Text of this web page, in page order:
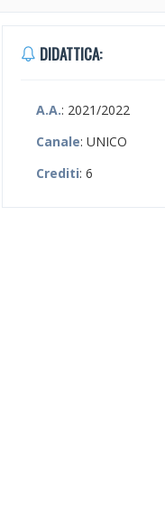
DIDATTICA:
A.A.: 2021/2022
Canale: UNICO
Crediti: 6